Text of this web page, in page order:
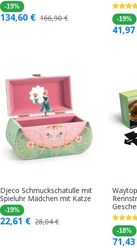
-19%
134,60 € 166,90€ -19%
41,97
In den
Djeco Schmuckschatulle mit
Spieluhr Mädchen mit Katze
-19%
22,61 € 28,04€
-18%
71,43